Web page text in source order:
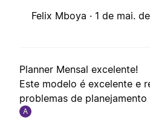
Felix Mboya · 1 de mai.
Planner Mensal excelente!
Este modelo é excelente e
problemas de planejamento
A